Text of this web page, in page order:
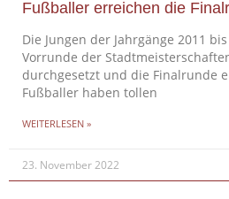
Fußballer erreichen die
Die Jungen der Jahrgänge 2011
Vorrunde der
durchgesetzt und die Finalrunde
Fußballer haben tollen
WEITERLESEN »
23. November 2022